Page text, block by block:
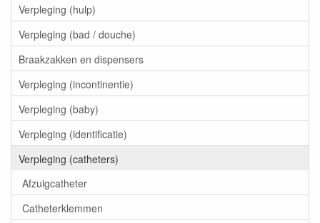
Verpleging (hulp)
Verpleging (bad / douche)
Braakzakken en dispensers
Verpleging (incontinentie)
Verpleging (baby)
Verpleging (identificatie)
Verpleging (catheters)
Afzuigcatheter
Catheterklemmen